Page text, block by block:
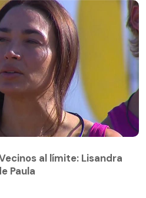
Paula al límite: Lisandra
Paula